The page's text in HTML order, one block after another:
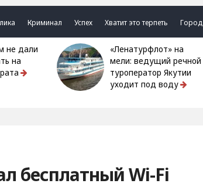
Криминал Успех Хватит это терпеть Город
на
«Ленатурфлот» на
мели: ведущий речной
туроператор Якутии
уходит под воду
бесплатный Wi-Fi